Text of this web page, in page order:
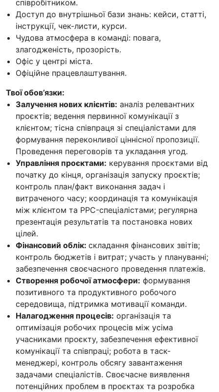
співробітником.
Доступ до внутрішньої бази знань: кейси, статті,
інструкції, чек-листи, курси.
Чудова атмосфера в команді: повага,
злагодженість, прозорість.
Офіс у центрі міста.
Офіційне працевлаштування.
Твої обов’язки:
Залучення нових клієнтів: аналіз релевантних
проєктів; ведення первинної комунікації з
клієнтом; тісна співпраця зі спеціалістами для
формування переконливої ціннісної пропозиції.
Проведення переговорів та укладання угод.
Управління проєктами: керування проєктами від
початку до кінця, організація запуску проєктів;
контроль план/факт виконання задач і
витраченого часу; координація та комунікація
між клієнтом та PPC-спеціалістами; регулярна
презентація результатів та постановка нових
цілей.
Фінансовий облік: складання фінансових звітів;
контроль бюджетів і витрат; участь у плануванні;
забезпечення своєчасного проведення платежів.
Створення робочої атмосфери: формування
позитивного та продуктивного робочого
середовища, підтримка мотивації команди.
Налагодження процесів: організація та
оптимізація робочих процесів між усіма
учасниками проєкту, забезпечення ефективної
комунікації та співпраці; робота в таск-
менеджері, контроль обсягу завантаження
задачами спеціалістів. Своєчасне виявлення
потенційних проблем в проєктах та розробка